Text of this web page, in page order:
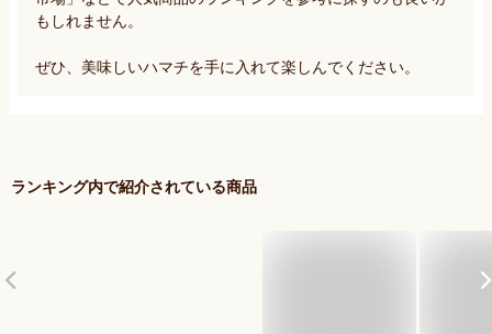
もしれません。
ぜひ、美味しいハマチを手に入れて楽しんでください。
ランキング内で紹介されている商品